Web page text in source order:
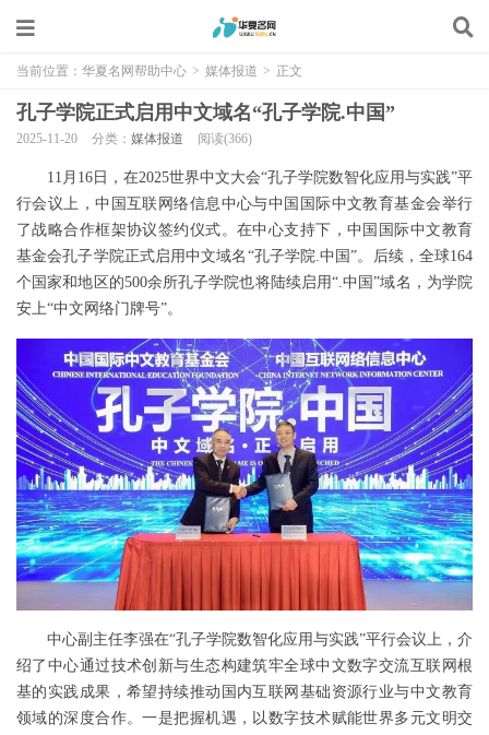
当前位置： 华夏名网帮助中心 > 媒体报道 > 正文
孔子学院正式启用中文域名“孔子学院.中国”
2025-11-20 分类： 媒体报道 阅读(366)
11月16日，在2025世界中文大会“孔子学院数智化应用与实践”平
行会议上，中国互联网络信息中心与中国国际中文教育基金会举行
了战略合作框架协议签约仪式。在中心支持下，中国国际中文教育
基金会孔子学院正式启用中文域名“孔子学院.中国”。后续，全球164
个国家和地区的500余所孔子学院也将陆续启用“.中国”域名，为学院
安上“中文网络门牌号”。
中心副主任李强在“孔子学院数智化应用与实践”平行会议上，介
绍了中心通过技术创新与生态构建筑牢全球中文数字交流互联网根
基的实践成果，希望持续推动国内互联网基础资源行业与中文教育
领域的深度合作。一是把握机遇，以数字技术赋能世界多元文明交